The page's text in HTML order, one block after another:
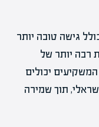
גישה טובה יותר
רבה יותר של
יכולים
תוך שמירה